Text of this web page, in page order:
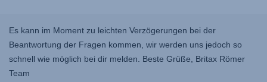
Es kann im Moment zu leichten Verzögerungen bei der
Beantwortung der Fragen kommen, wir werden uns jedoch so
schnell wie möglich bei dir melden. Beste Grüße, Britax Römer
Team